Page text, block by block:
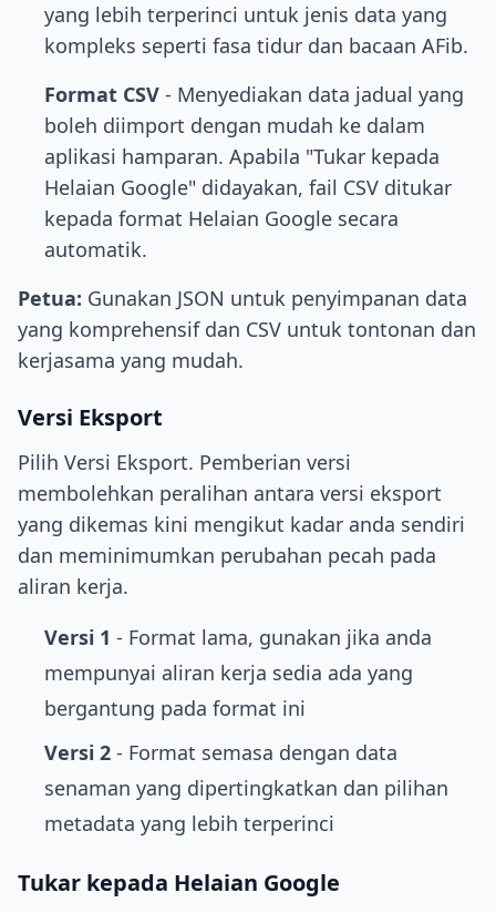
yang lebih terperinci untuk jenis data yang
kompleks seperti fasa tidur dan bacaan AFib.
Format CSV - Menyediakan data jadual yang
boleh diimport dengan mudah ke dalam
aplikasi hamparan. Apabila "Tukar kepada
Helaian Google" didayakan, fail CSV ditukar
kepada format Helaian Google secara
automatik.
Petua: Gunakan JSON untuk penyimpanan data
yang komprehensif dan CSV untuk tontonan dan
kerjasama yang mudah.
Versi Eksport
Pilih Versi Eksport. Pemberian versi
membolehkan peralihan antara versi eksport
yang dikemas kini mengikut kadar anda sendiri
dan meminimumkan perubahan pecah pada
aliran kerja.
Versi 1 - Format lama, gunakan jika anda
mempunyai aliran kerja sedia ada yang
bergantung pada format ini
Versi 2 - Format semasa dengan data
senaman yang dipertingkatkan dan pilihan
metadata yang lebih terperinci
Tukar kepada Helaian Google